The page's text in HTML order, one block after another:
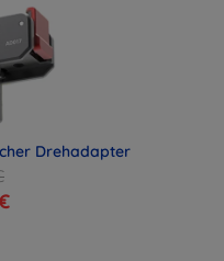
Drehadapter